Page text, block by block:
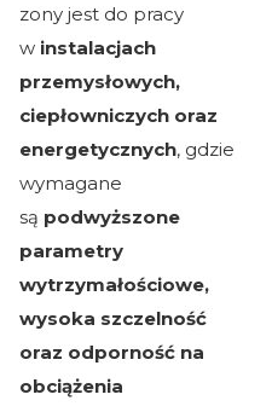
zony jest do pracy
w instalacjach
przemysłowych,
ciepłowniczych oraz
energetycznych, gdzie
wymagane
są podwyższone
parametry
wytrzymałościowe,
wysoka szczelność
oraz odporność na
obciążenia